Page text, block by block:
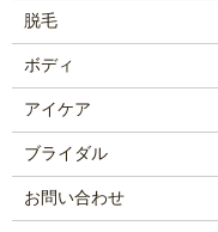
脱毛
ボディ
アイケア
ブライダル
お問い合わせ